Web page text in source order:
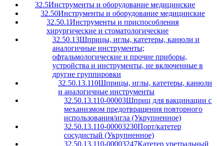
32.5Инструменты и оборудование медицинские
32.50Инструменты и оборудование медицинские
32.50.1Инструменты и приспособления
хирургические и стоматологические
32.50.13Шприцы, иглы, катетеры, канюли и
аналогичные инструменты;
офтальмологические и прочие приборы,
устройства и инструменты, не включенные в
другие группировки
32.50.13.110Шприцы, иглы, катетеры, канюли
и аналогичные инструменты
32.50.13.110-00003Шприц для вакцинации с
механизмом предотвращения повторного
использования/игла (Укрупненное)
32.50.13.110-00003230Порт/катетер
сосудистый (Укрупненное)
32.50.13.110-00003247Катетер уретральный